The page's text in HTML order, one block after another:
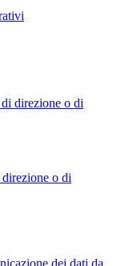
direzione o di
o di
dei dati da